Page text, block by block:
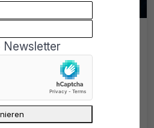
sperrt
aus
funktioniert nicht
Der
Newsletter